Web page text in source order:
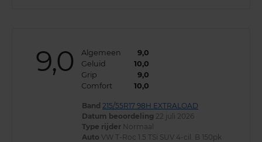
9,0 Algemeen
9,0
Geluid
10,0
Grip
9,0
Comfort
10,0
Band 215/55R17 98H EXTRALOAD
Datum beoordeling 22 juli 2026
Type rijder Normaal
Auto VW T-Roc 1.5 TSi SUV 4-cil. B 150pk